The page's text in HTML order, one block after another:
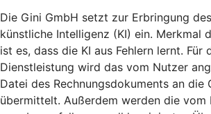
Die Gini GmbH setzt zur Erbringung
künstliche Intelligenz (KI) ein. Merkmal
ist es, dass die KI aus Fehlern lernt. Für
Dienstleistung wird das vom Nutzer
Datei des Rechnungsdokuments an die
übermittelt. Außerdem werden die vom